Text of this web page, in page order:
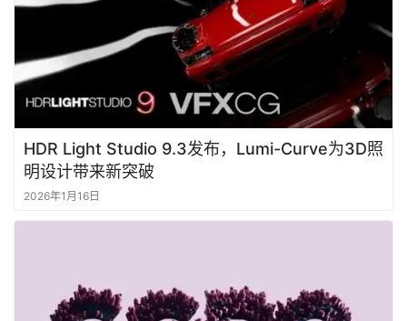
讯
作
品
资
源
学
注册
HDR Light Studio 9.3发布，Lumi-Curve为3D照
明设计带来新突破
2026年1月16日